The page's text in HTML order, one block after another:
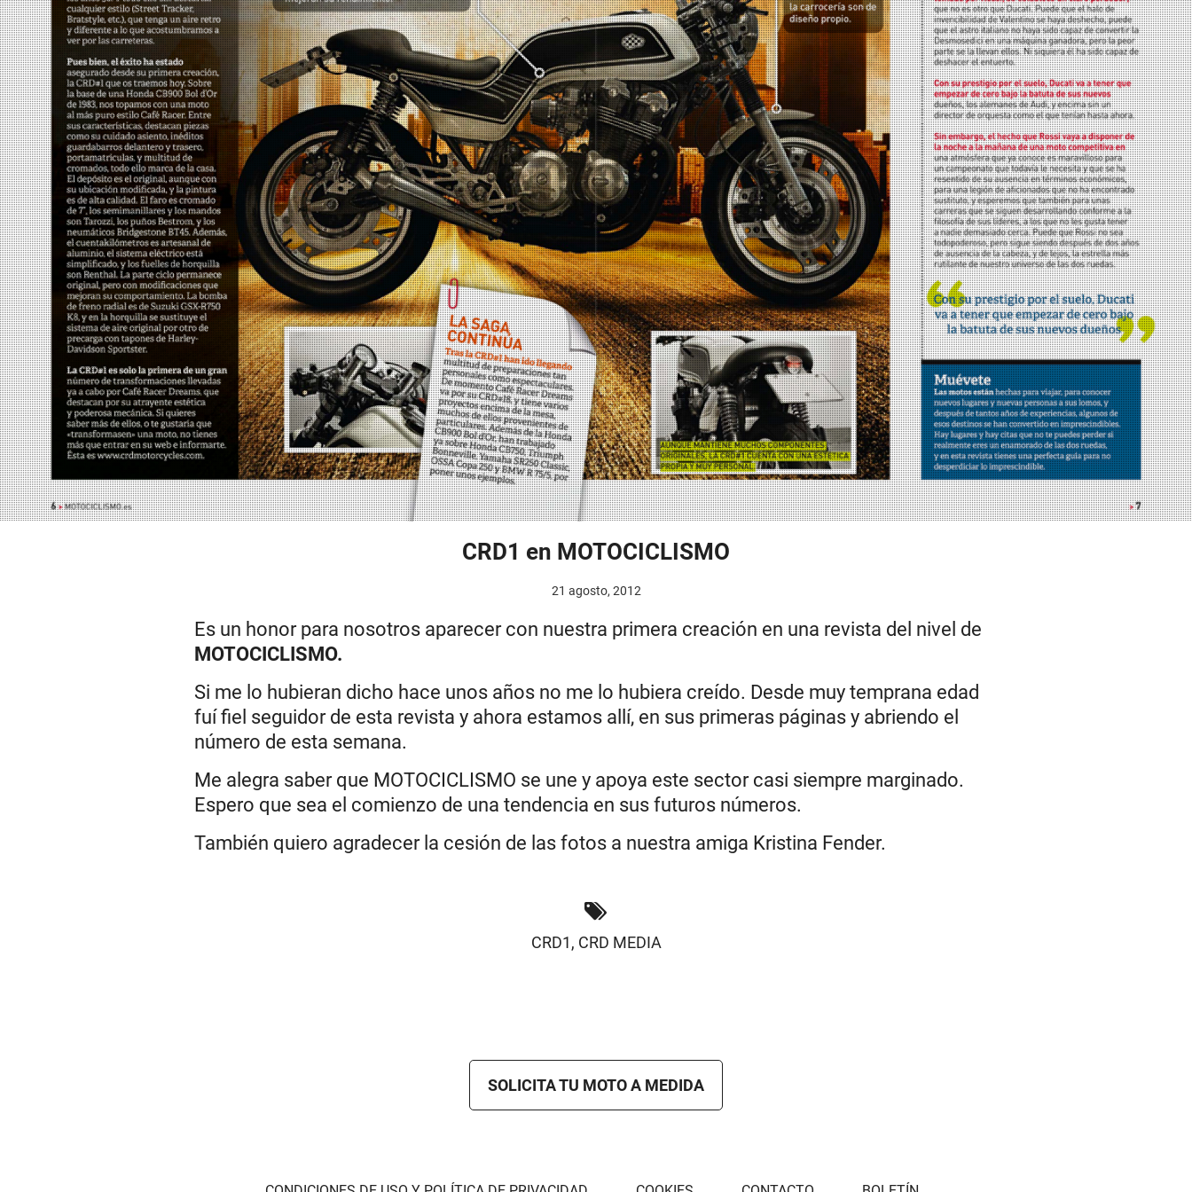
CRD1 en MOTOCICLISMO
21 agosto, 2012
Es un honor para nosotros aparecer con nuestra primera creación en una revista del nivel de
MOTOCICLISMO.
Si me lo hubieran dicho hace unos años no me lo hubiera creído. Desde muy temprana edad
fuí fiel seguidor de esta revista y ahora estamos allí, en sus primeras páginas y abriendo el
número de esta semana.
Me alegra saber que MOTOCICLISMO se une y apoya este sector casi siempre marginado.
Espero que sea el comienzo de una tendencia en sus futuros números.
También quiero agradecer la cesión de las fotos a nuestra amiga Kristina Fender.
CRD1, CRD MEDIA
SOLICITA TU MOTO A MEDIDA